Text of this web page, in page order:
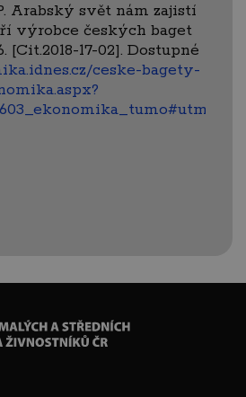
Arabský svět nám zajistí
výrobce českých baget
[Cit.2018-17-02]. Dostupné
ceske-bagety-